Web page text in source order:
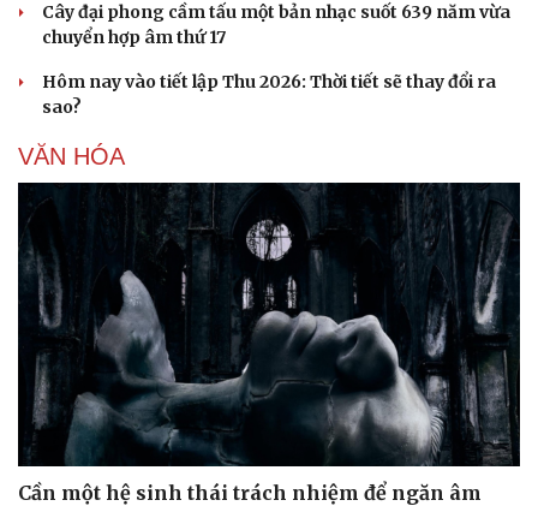
Dinh dưỡng - món ngon
Cây thuốc
Nhi khoa
Nam khoa
Làm đẹp - giảm cân
Phòng mạch online
Ăn sạch sống khỏe
Nhà đẹp
Cây đại phong cầm tấu một bản nhạc suốt 639 năm vừa
chuyển hợp âm thứ 17
Hôm nay vào tiết lập Thu 2026: Thời tiết sẽ thay đổi ra
sao?
VĂN HÓA
Cần một hệ sinh thái trách nhiệm để ngăn âm